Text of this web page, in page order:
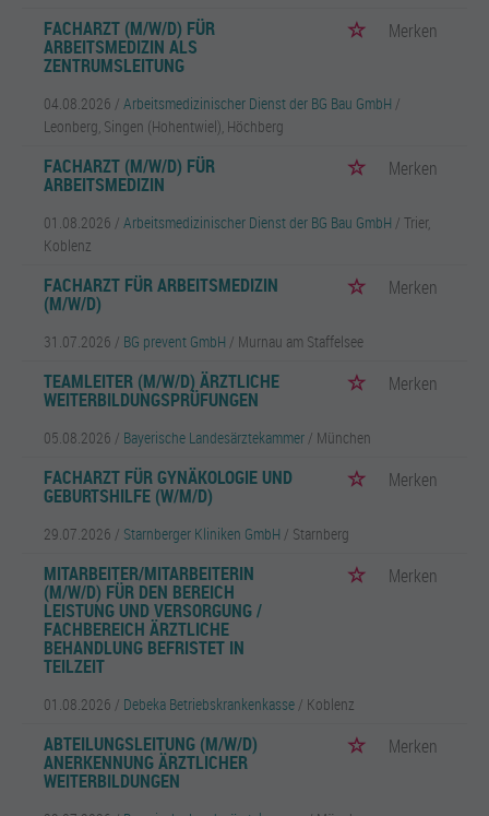
FACHARZT (M/W/D) FÜR
ARBEITSMEDIZIN ALS
ZENTRUMSLEITUNG
Merken
04.08.2026 / Arbeitsmedizinischer Dienst der BG Bau GmbH /
Leonberg, Singen (Hohentwiel), Höchberg
FACHARZT (M/W/D) FÜR
ARBEITSMEDIZIN
Merken
01.08.2026 / Arbeitsmedizinischer Dienst der BG Bau GmbH / Trier,
Koblenz
FACHARZT FÜR ARBEITSMEDIZIN
(M/W/D)
Merken
31.07.2026 / BG prevent GmbH / Murnau am Staffelsee
TEAMLEITER (M/W/D) ÄRZTLICHE
WEITERBILDUNGSPRÜFUNGEN
Merken
05.08.2026 / Bayerische Landesärztekammer / München
FACHARZT FÜR GYNÄKOLOGIE UND
GEBURTSHILFE (W/M/D)
Merken
29.07.2026 / Starnberger Kliniken GmbH / Starnberg
MITARBEITER/MITARBEITERIN
(M/W/D) FÜR DEN BEREICH
LEISTUNG UND VERSORGUNG /
FACHBEREICH ÄRZTLICHE
BEHANDLUNG BEFRISTET IN
TEILZEIT
Merken
01.08.2026 / Debeka Betriebskrankenkasse / Koblenz
ABTEILUNGSLEITUNG (M/W/D)
ANERKENNUNG ÄRZTLICHER
WEITERBILDUNGEN
Merken